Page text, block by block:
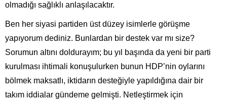
olmadığı sağlıklı anlaşılacaktır.
Ben her siyasi partiden üst düzey isimlerle görüşme
yapıyorum dediniz. Bunlardan bir destek var mı size?
Sorumun altını doldurayım; bu yıl başında da yeni bir parti
kurulması ihtimali konuşulurken bunun HDP’nin oylarını
bölmek maksatlı, iktidarın desteğiyle yapıldığına dair bir
takım iddialar gündeme gelmişti. Netleştirmek için